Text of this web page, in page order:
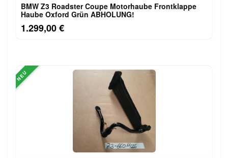
BMW Z3 Roadster Coupe Motorhaube Frontklappe
Haube Oxford Grün ABHOLUNG!
1.299,00 €
NEU